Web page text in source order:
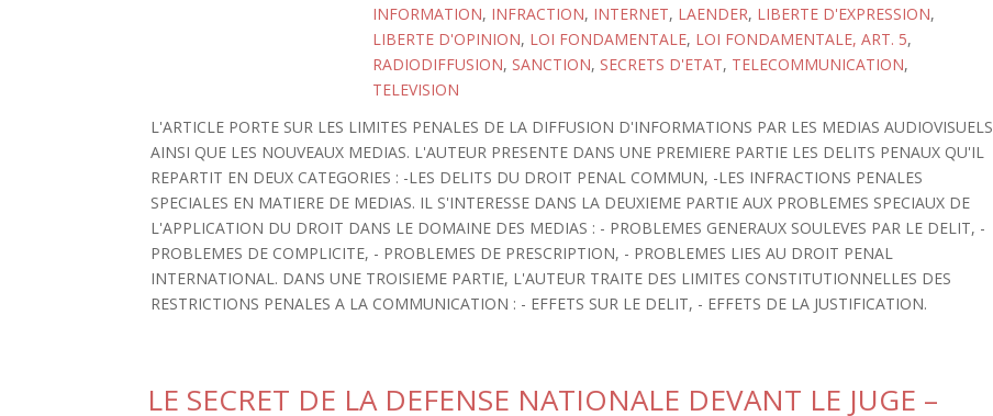
INFORMATION, INFRACTION, INTERNET, LAENDER, LIBERTE D'EXPRESSION,
LIBERTE D'OPINION, LOI FONDAMENTALE, LOI FONDAMENTALE, ART. 5,
RADIODIFFUSION, SANCTION, SECRETS D'ETAT, TELECOMMUNICATION,
TELEVISION
L'ARTICLE PORTE SUR LES LIMITES PENALES DE LA DIFFUSION D'INFORMATIONS PAR LES MEDIAS AUDIOVISUELS
AINSI QUE LES NOUVEAUX MEDIAS. L'AUTEUR PRESENTE DANS UNE PREMIERE PARTIE LES DELITS PENAUX QU'IL
REPARTIT EN DEUX CATEGORIES : -LES DELITS DU DROIT PENAL COMMUN, -LES INFRACTIONS PENALES
SPECIALES EN MATIERE DE MEDIAS. IL S'INTERESSE DANS LA DEUXIEME PARTIE AUX PROBLEMES SPECIAUX DE
L'APPLICATION DU DROIT DANS LE DOMAINE DES MEDIAS : - PROBLEMES GENERAUX SOULEVES PAR LE DELIT, -
PROBLEMES DE COMPLICITE, - PROBLEMES DE PRESCRIPTION, - PROBLEMES LIES AU DROIT PENAL
INTERNATIONAL. DANS UNE TROISIEME PARTIE, L'AUTEUR TRAITE DES LIMITES CONSTITUTIONNELLES DES
RESTRICTIONS PENALES A LA COMMUNICATION : - EFFETS SUR LE DELIT, - EFFETS DE LA JUSTIFICATION.
LE SECRET DE LA DEFENSE NATIONALE DEVANT LE JUGE –